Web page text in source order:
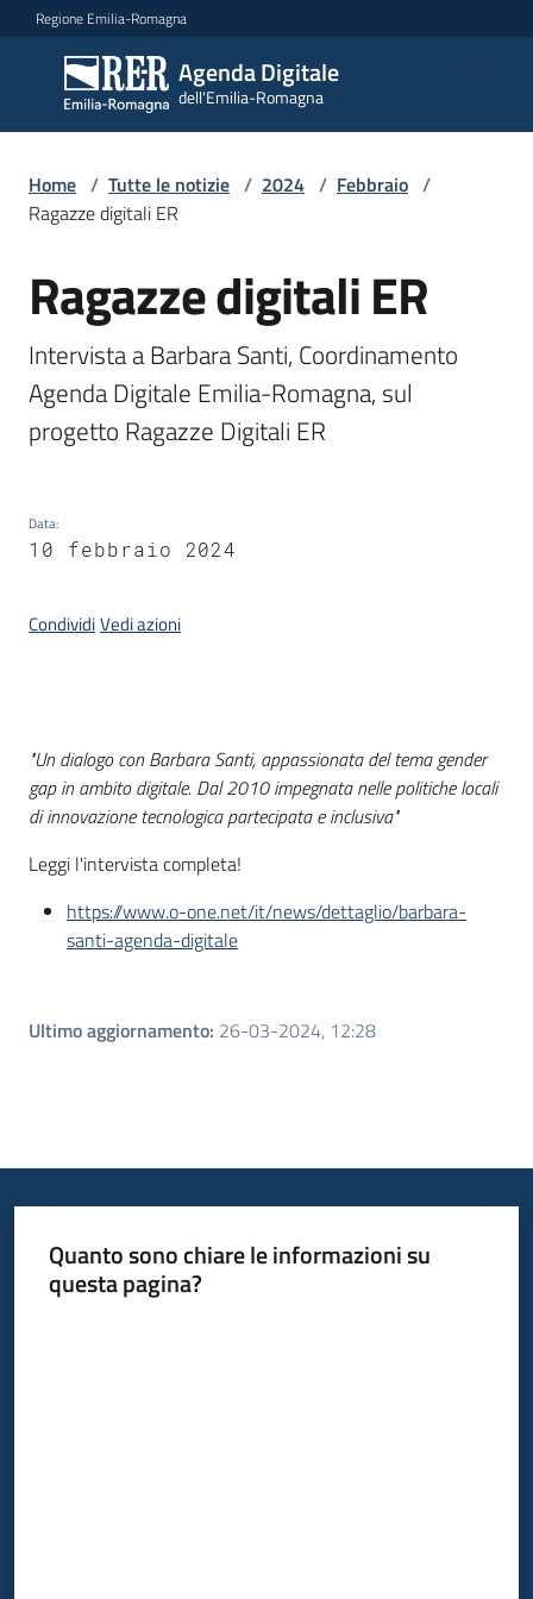
Vai al contenuto
Vai alla navigazione
Vai al footer
Regione Emilia-Romagna
Agenda Digitale
dell'Emilia-Romagna
Agenda
Digitale
dell'Emilia-
Menu selezionato
Strategia
Progetti
del
territorio
Seguici
su
Home / Tutte le notizie / 2024 / Febbraio /
Ragazze digitali ER
Salta al contenuto
Ragazze digitali ER
Intervista a Barbara Santi, Coordinamento
Agenda Digitale Emilia-Romagna, sul
progetto Ragazze Digitali ER
Data:
10 febbraio 2024
CondividiVedi azioni
Introduzione
"Un dialogo con Barbara Santi, appassionata del tema gender
gap in ambito digitale. Dal 2010 impegnata nelle politiche locali
di innovazione tecnologica partecipata e inclusiva"
Leggi l'intervista completa!
https://www.o-one.net/it/news/dettaglio/barbara-
santi-agenda-digitale
Ultimo aggiornamento: 26-03-2024, 12:28
Quanto sono chiare le informazioni su
questa pagina?